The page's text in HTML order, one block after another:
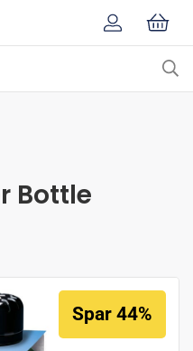
Bottle
Spar 44%